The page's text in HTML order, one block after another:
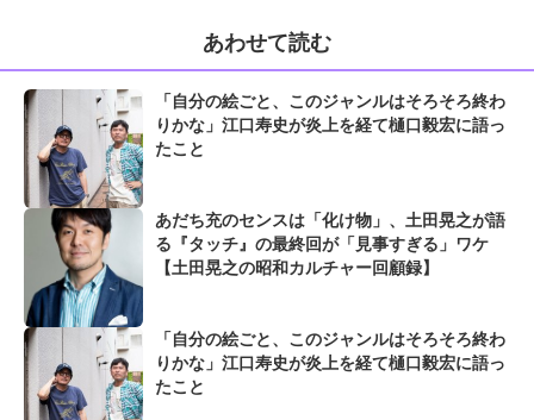
あわせて読む
「自分の絵ごと、このジャンルはそろそろ終わ
りかな」江口寿史が炎上を経て樋口毅宏に語っ
たこと
あだち充のセンスは「化け物」、土田晃之が語
る『タッチ』の最終回が「見事すぎる」ワケ
【土田晃之の昭和カルチャー回顧録】
「自分の絵ごと、このジャンルはそろそろ終わ
りかな」江口寿史が炎上を経て樋口毅宏に語っ
たこと